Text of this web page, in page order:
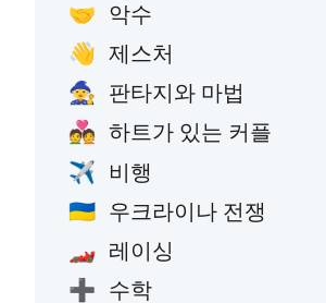
🤝 악수
👋 제스처
🧙 판타지와 마법
💑 하트가 있는 커플
✈️ 비행
🇺🇦 우크라이나 전쟁
🏎️ 레이싱
➕ 수학